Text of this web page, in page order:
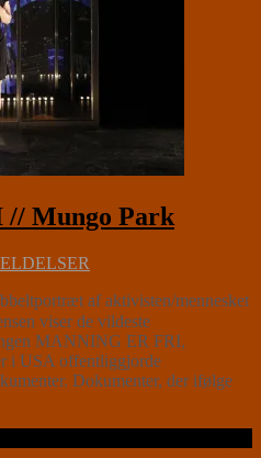
Mungo Park
af aktivisten/mennesket
viser de vildeste
MANNING ER FRI,
i USA offentliggjorde
Dokumenter, der ifølge